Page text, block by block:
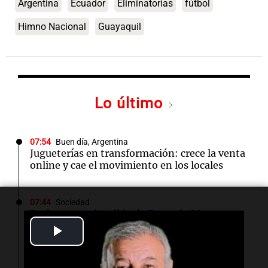
Video
Argentina Ecuador Eliminatorias fútbol
Himno Nacional Guayaquil
Lo último
07:54 Buen día, Argentina
Jugueterías en transformación: crece la venta
online y cae el movimiento en los locales
07:44 Sociedad
Rechazaron el pedido de Facundo Moyano
para levantar la perimetral sobre Candela
Arizaga